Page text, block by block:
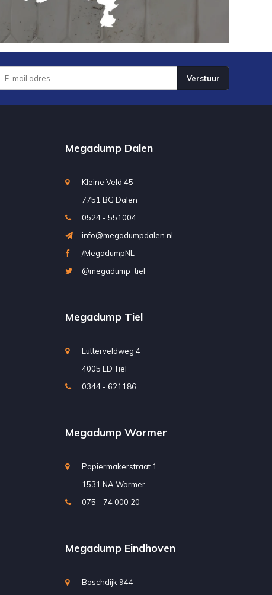
Verstuur
Megadump Dalen
Kleine Veld 45
7751 BG Dalen
0524 - 551004
info@megadumpdalen.nl
/MegadumpNL
@megadump_tiel
Megadump Tiel
Lutterveldweg 4
4005 LD Tiel
0344 - 621186
Megadump Wormer
Papiermakerstraat 1
1531 NA Wormer
075 - 74 000 20
Megadump Eindhoven
Boschdijk 944